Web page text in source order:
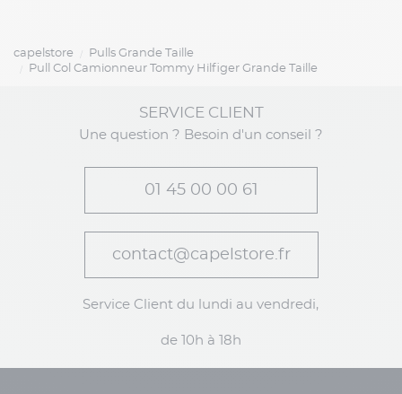
capelstore
Pulls Grande Taille
Pull Col Camionneur Tommy Hilfiger Grande Taille
SERVICE CLIENT
Une question ? Besoin d'un conseil ?
01 45 00 00 61
contact@capelstore.fr
Service Client du lundi au vendredi,
de 10h à 18h